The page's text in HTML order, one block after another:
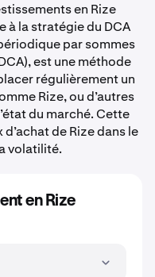
en Rize
à la stratégie du DCA
par sommes
est une méthode
régulièrement un
Rize, ou d’autres
du marché. Cette
de Rize dans le
volatilité.
en Rize